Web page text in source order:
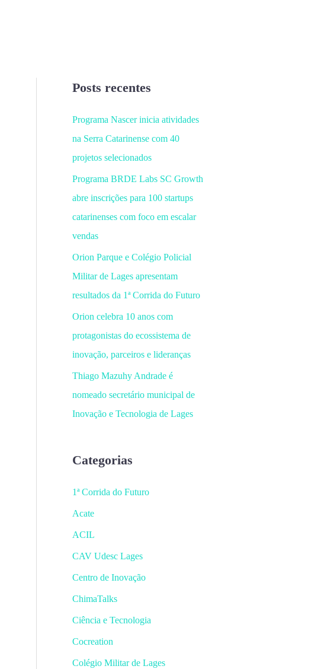
Posts recentes
Programa Nascer inicia atividades
na Serra Catarinense com 40
projetos selecionados
Programa BRDE Labs SC Growth
abre inscrições para 100 startups
catarinenses com foco em escalar
vendas
Orion Parque e Colégio Policial
Militar de Lages apresentam
resultados da 1ª Corrida do Futuro
Orion celebra 10 anos com
protagonistas do ecossistema de
inovação, parceiros e lideranças
Thiago Mazuhy Andrade é
nomeado secretário municipal de
Inovação e Tecnologia de Lages
Categorias
1ª Corrida do Futuro
Acate
ACIL
CAV Udesc Lages
Centro de Inovação
ChimaTalks
Ciência e Tecnologia
Cocreation
Colégio Militar de Lages